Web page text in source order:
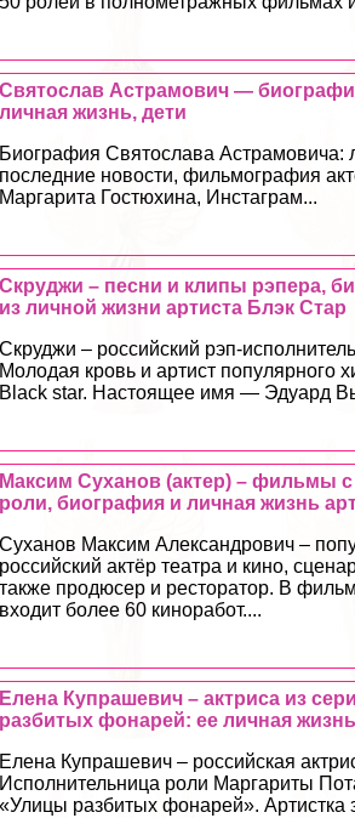
Святослав Астрамович —
личная жизнь, дети
Биография Святослава Астрамовича:
последние новости, фильмография
Маргарита Гостюхина, Инстаграм...
Скруджи – песни и клипы рэпера,
из личной жизни артиста Блэк Стар
Скруджи – российский рэп-
Молодая кровь и артист популярного
Black star. Настоящее имя — Эдуард
Максим Суханов (актер) – фильмы с
роли, биография и личная жизнь
Суханов Максим Александрович –
российский актёр театра и кино,
также продюсер и ресторатор. В
входит более 60 киноработ....
Елена Купрашевич – актриса из
разбитых фонарей: ее личная
Елена Купрашевич – российская
Исполнительница роли Маргариты
«Улицы разбитых фонарей». Артистка